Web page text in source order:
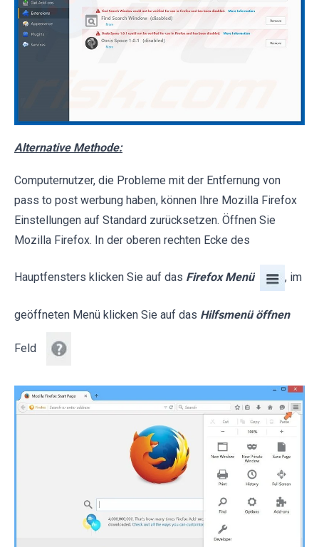
Alternative Methode:
Computernutzer, die Probleme mit der Entfernung von
pass to post werbung haben, können Ihre Mozilla Firefox
Einstellungen auf Standard zurücksetzen. Öffnen Sie
Mozilla Firefox. In der oberen rechten Ecke des
Hauptfensters klicken Sie auf das Firefox Menü , im
geöffneten Menü klicken Sie auf das Hilfsmenü öffnen
Feld